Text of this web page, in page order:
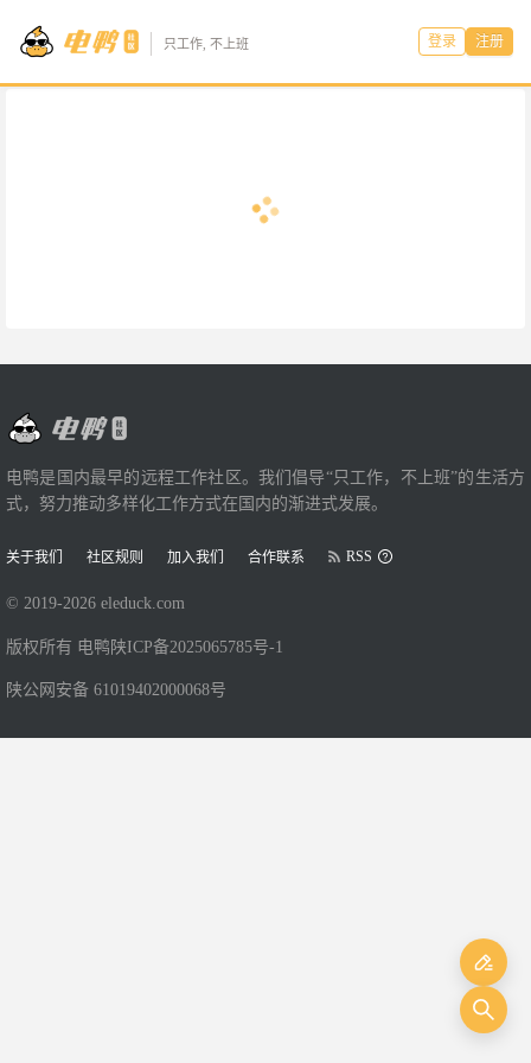
只工作, 不上班 登录 注册
电鸭是国内最早的远程工作社区。我们倡导“只工作，不上班”的生活方
式，努力推动多样化工作方式在国内的渐进式发展。
关于我们 社区规则 加入我们 合作联系 RSS
© 2019-2026 eleduck.com
版权所有 电鸭 陕ICP备2025065785号-1
陕公网安备 61019402000068号